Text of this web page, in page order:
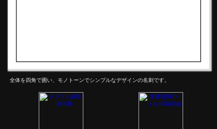
全体を四角で囲い、モノトーンでシンプルなデザインの名刺です。